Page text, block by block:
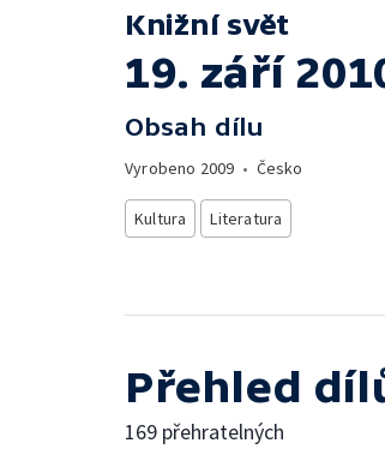
Knižní svět
19. září
Obsah dílu
Vyrobeno 2009 • Česko
Kultura Literatura
Přehled
169 přehratelných